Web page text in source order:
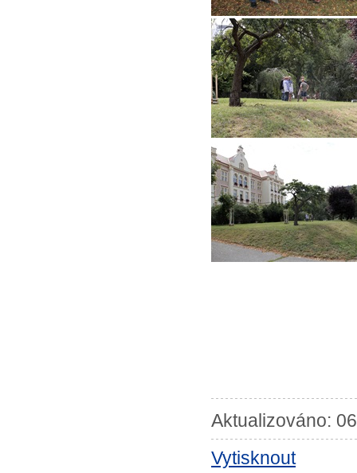
Aktualizováno:
Vytisknout